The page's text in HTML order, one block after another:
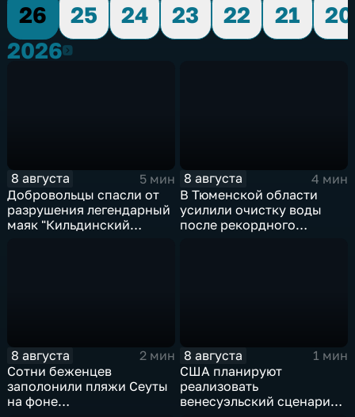
26
25 24 23 22 21
20
20262026
8 августа
5 мин
Добровольцы спасли от
разрушения легендарный
маяк "Кильдинский
8 августа
4 мин
В Тюменской области
усилили очистку воды
после рекордного
8 августа
2 мин
Сотни беженцев
заполонили пляжи Сеуты
на фоне
8 августа
1 мин
США планируют
реализовать
венесуэльский сценарий